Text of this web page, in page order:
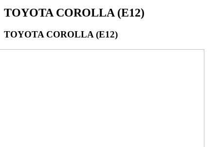
TOYOTA COROLLA (E12)
TOYOTA COROLLA (E12)